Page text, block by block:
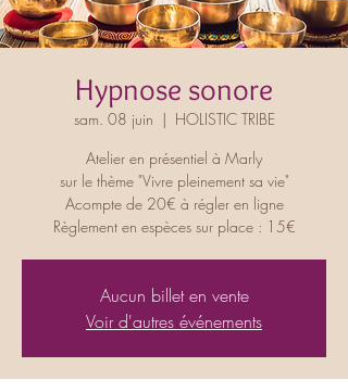
Hypnose sonore
sam. 08 juin
  |
HOLISTIC TRIBE
Atelier en présentiel à Marly
sur le thème "Vivre pleinement sa vie"
Acompte de 20€ à régler en ligne
Règlement en espèces sur place : 15€
Aucun billet en vente
Voir d'autres événements